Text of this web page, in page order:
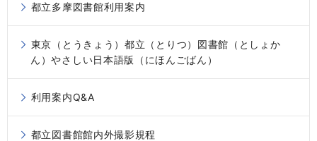
都立多摩図書館利用案内
東京（とうきょう）都立（とりつ）図書館（としょか
ん）やさしい日本語版（にほんごばん）
利用案内Q&A
都立図書館館内外撮影規程